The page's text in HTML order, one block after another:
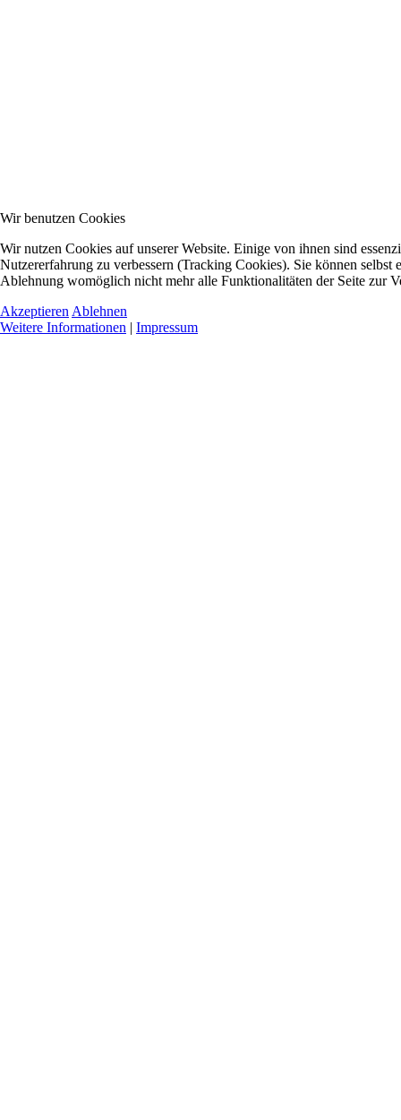
Wir benutzen Cookies
Wir nutzen Cookies auf unserer Website. Einige von ihnen sind
Nutzererfahrung zu verbessern (Tracking Cookies). Sie können selbst
Ablehnung womöglich nicht mehr alle Funktionalitäten der Seite zur
Akzeptieren Ablehnen
Weitere Informationen | Impressum